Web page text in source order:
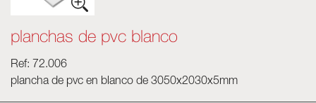
planchas de pvc blanco
Ref: 72.006
plancha de pvc en blanco de 3050x2030x5mm